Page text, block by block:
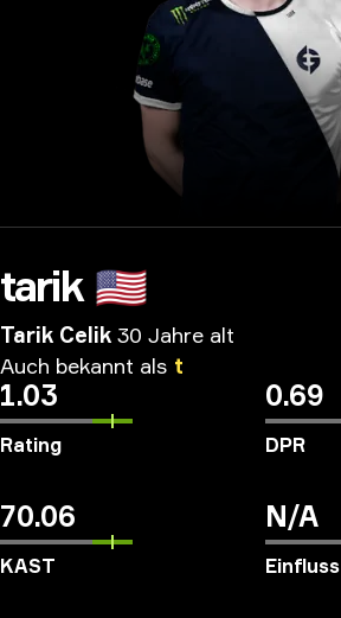
tarik 🇺🇸
Tarik Celik 30 Jahre alt
Auch bekannt als t
1.03
Rating
0.69
DPR
70.06
KAST
N/A
Einfluss